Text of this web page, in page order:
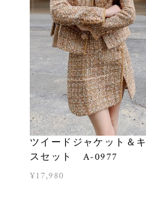
ツイードジャケット＆
スセット A-0977
¥17,980